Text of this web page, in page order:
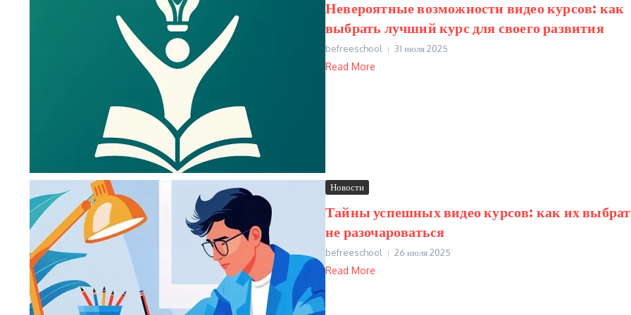
Невероятные возможности видео курсов: как
выбрать лучший курс для своего развития
befreeschool 31 июля 2025
Read More
Новости
Тайны успешных видео курсов: как их
не разочароваться
befreeschool 26 июля 2025
Read More